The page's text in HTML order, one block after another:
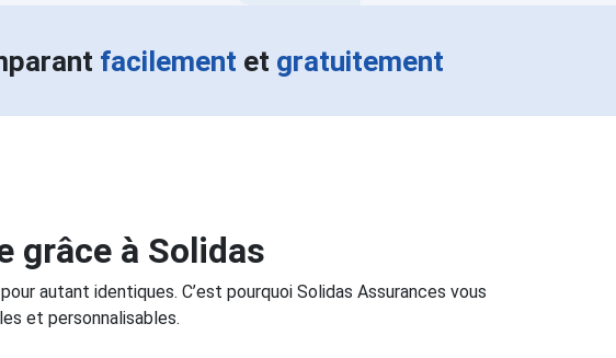
facilement et gratuitement
grâce à Solidas
autant identiques. C’est pourquoi Solidas Assurances vous
et personnalisables.